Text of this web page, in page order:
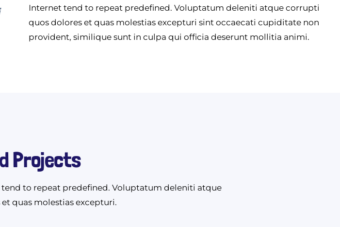
Internet tend to repeat predefined. Voluptatum deleniti atque corrupti
quos dolores et quas molestias excepturi sint occaecati cupiditate non
provident, similique sunt in culpa qui officia deserunt mollitia animi.
Projects
to repeat predefined. Voluptatum deleniti atque
quas molestias excepturi.